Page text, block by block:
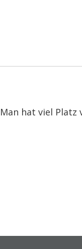
hat viel Platz